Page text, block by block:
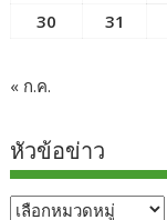
30
31
« ก.ค.
หัวข้อข่าว
หัวข้อ